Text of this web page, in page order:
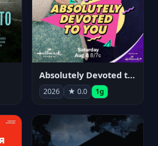
Absolutely Devoted to You
2026 ★ 0.0 1g